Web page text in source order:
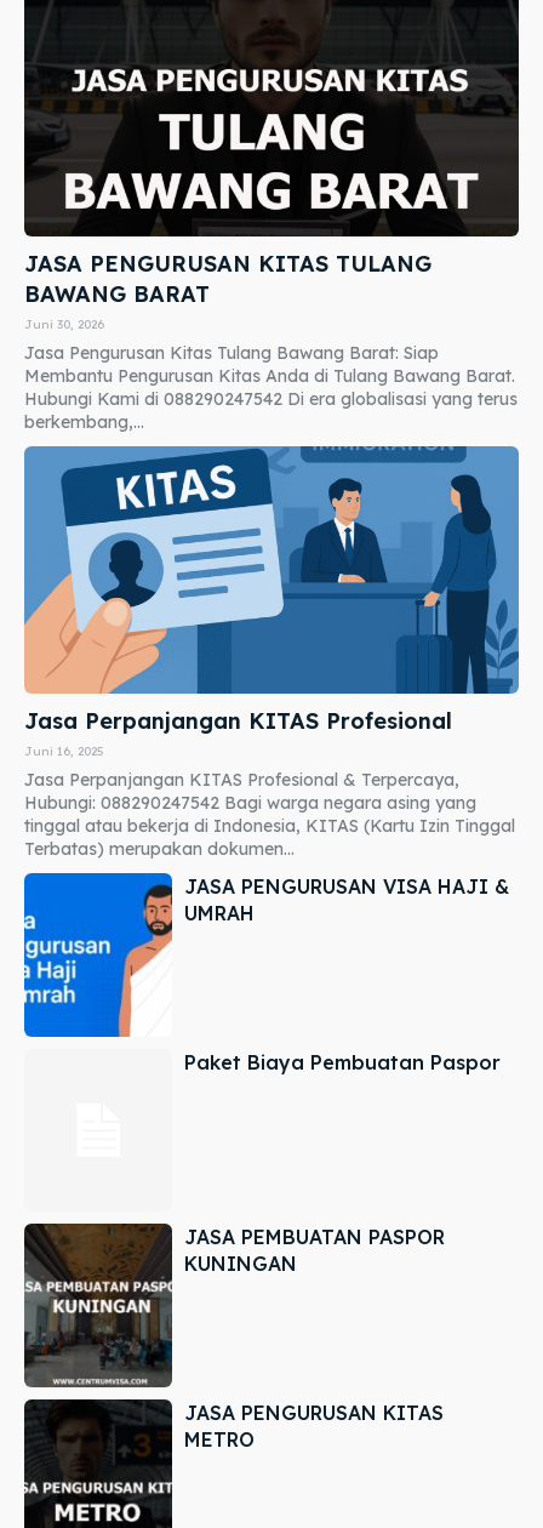
JASA PENGURUSAN KITAS TULANG
BAWANG BARAT
Juni 30, 2026
Jasa Pengurusan Kitas Tulang Bawang Barat: Siap
Membantu Pengurusan Kitas Anda di Tulang Bawang Barat.
Hubungi Kami di 088290247542 Di era globalisasi yang terus
berkembang,...
Jasa Perpanjangan KITAS Profesional
Juni 16, 2025
Jasa Perpanjangan KITAS Profesional & Terpercaya,
Hubungi: 088290247542 Bagi warga negara asing yang
tinggal atau bekerja di Indonesia, KITAS (Kartu Izin Tinggal
Terbatas) merupakan dokumen...
JASA PENGURUSAN VISA HAJI &
UMRAH
Paket Biaya Pembuatan Paspor
JASA PEMBUATAN PASPOR
KUNINGAN
JASA PENGURUSAN KITAS
METRO